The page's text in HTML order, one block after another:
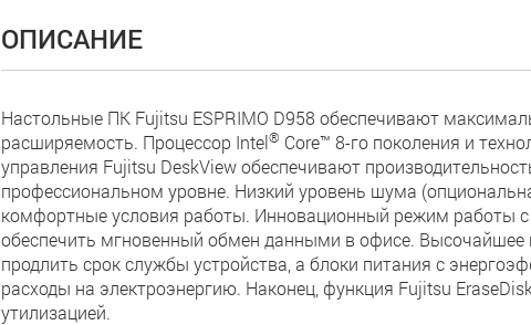
ОПИСАНИЕ
Настольные ПК Fujitsu ESPRIMO D958 обеспечивают
расширяемость. Процессор Intel® Core™ 8-го поколения и
управления Fujitsu DeskView обеспечивают
профессиональном уровне. Низкий уровень шума
комфортные условия работы. Инновационный режим работы с
обеспечить мгновенный обмен данными в офисе. Высочайшее
продлить срок службы устройства, а блоки питания с
расходы на электроэнергию. Наконец, функция Fujitsu
утилизацией.